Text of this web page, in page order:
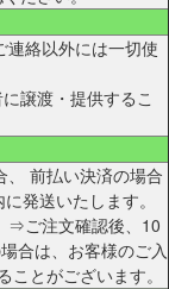
連絡以外には一切使
譲渡・提供するこ
、 前払い決済の場合
発送いたします。
⇒ご注文確認後、10
合は、お客様のご入
とがございます。